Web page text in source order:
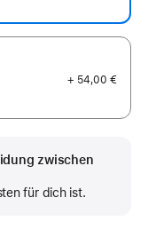
+ 54,00 €
zwischen
für dich ist.